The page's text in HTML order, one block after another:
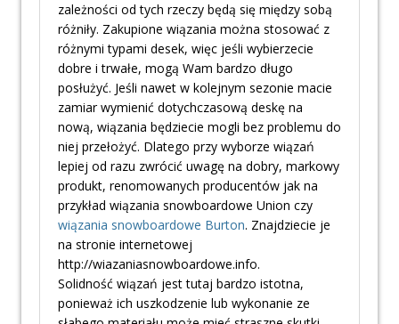
zależności od tych rzeczy będą się między sobą
różniły. Zakupione wiązania można stosować z
różnymi typami desek, więc jeśli wybierzecie
dobre i trwałe, mogą Wam bardzo długo
posłużyć. Jeśli nawet w kolejnym sezonie macie
zamiar wymienić dotychczasową deskę na
nową, wiązania będziecie mogli bez problemu do
niej przełożyć. Dlatego przy wyborze wiązań
lepiej od razu zwrócić uwagę na dobry, markowy
produkt, renomowanych producentów jak na
przykład wiązania snowboardowe Union czy
wiązania snowboardowe Burton. Znajdziecie je
na stronie internetowej
http://wiazaniasnowboardowe.info.
Solidność wiązań jest tutaj bardzo istotna,
ponieważ ich uszkodzenie lub wykonanie ze